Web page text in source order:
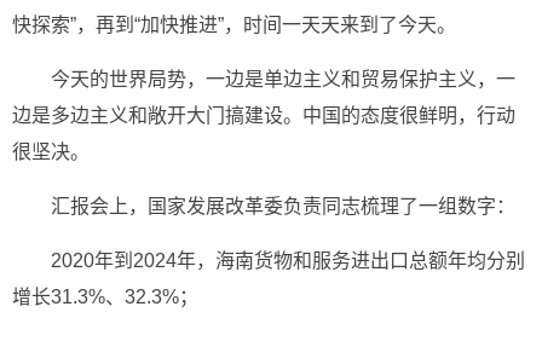
快探索”，再到“加快推进”，时间一天天来到了今天。
今天的世界局势，一边是单边主义和贸易保护主义，一
边是多边主义和敞开大门搞建设。中国的态度很鲜明，行动
很坚决。
汇报会上，国家发展改革委负责同志梳理了一组数字：
2020年到2024年，海南货物和服务进出口总额年均分别
增长31.3%、32.3%；